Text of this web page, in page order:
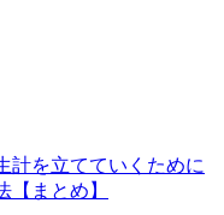
計を立てていくために
まとめ】